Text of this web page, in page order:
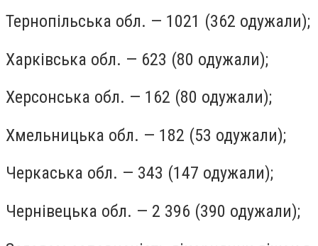
Тернопільська обл. — 1021 (362 одужали);
Харківська обл. — 623 (80 одужали);
Херсонська обл. — 162 (80 одужали);
Хмельницька обл. — 182 (53 одужали);
Черкаська обл. — 343 (147 одужали);
Чернівецька обл. — 2 396 (390 одужали);